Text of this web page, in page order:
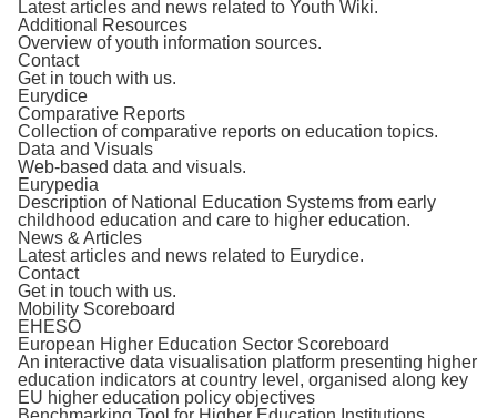
Latest articles and news related to Youth Wiki.
Additional Resources
Overview of youth information sources.
Contact
Get in touch with us.
Eurydice
Comparative Reports
Collection of comparative reports on education topics.
Data and Visuals
Web-based data and visuals.
Eurypedia
Description of National Education Systems from early
childhood education and care to higher education.
News & Articles
Latest articles and news related to Eurydice.
Contact
Get in touch with us.
Mobility Scoreboard
EHESO
European Higher Education Sector Scoreboard
An interactive data visualisation platform presenting higher
education indicators at country level, organised along key
EU higher education policy objectives